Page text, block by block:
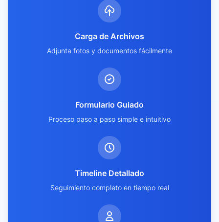
Carga de Archivos
Adjunta fotos y documentos fácilmente
Formulario Guiado
Proceso paso a paso simple e intuitivo
Timeline Detallado
Seguimiento completo en tiempo real